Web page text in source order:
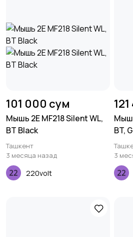
101 000 сум
Мышь 2E MF218 Silent WL,
BT Black
Ташкент
3 месяца назад
220volt
BT,
3